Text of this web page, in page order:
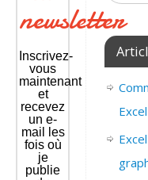
newsletter
Inscrivez-
vous
maintenant
et
recevez
un e-
mail les
fois où
je
publie